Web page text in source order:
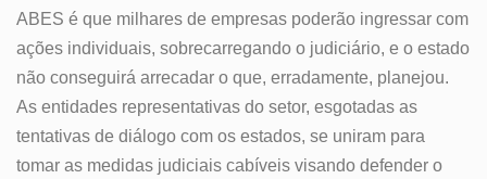
ABES é que milhares de empresas poderão ingressar com
ações individuais, sobrecarregando o judiciário, e o estado
não conseguirá arrecadar o que, erradamente, planejou.
As entidades representativas do setor, esgotadas as
tentativas de diálogo com os estados, se uniram para
tomar as medidas judiciais cabíveis visando defender o